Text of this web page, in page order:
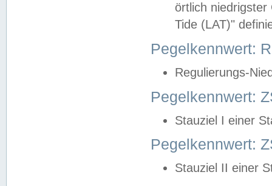
örtlich
Tide (LAT)"
Pegelkennwert:
Regulierungs-
Pegelkennwert:
Stauziel I einer
Pegelkennwert:
Stauziel II einer